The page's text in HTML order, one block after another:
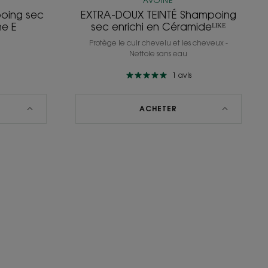
sec
E
EXTRA-DOUX TEINTÉ Shampoing
sec enrichi en Céramideᴸᴵᴷᴱ
Protège le cuir chevelu et les cheveux -
Nettoie sans eau
1 avis
ACHETER